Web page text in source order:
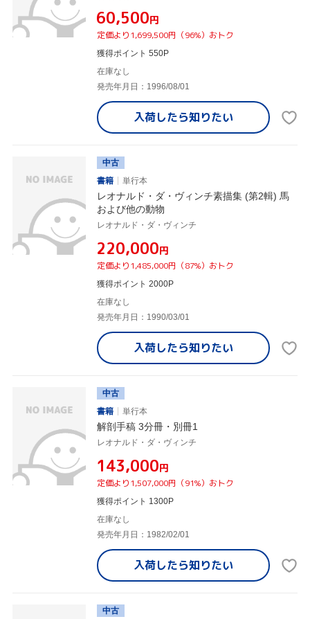
¥60,500円
定価より1,699,500円（96%）おトク
獲得ポイント 550P
在庫なし
発売年月日：1996/08/01
入荷したら知りたい
中古
書籍
単行本
レオナルド・ダ・ヴィンチ素描集 (第2輯) 馬
および他の動物
レオナルド・ダ・ヴィンチ
¥220,000円
定価より1,485,000円（87%）おトク
獲得ポイント 2000P
在庫なし
発売年月日：1990/03/01
入荷したら知りたい
中古
書籍
単行本
解剖手稿 3分冊・別冊1
レオナルド・ダ・ヴィンチ
¥143,000円
定価より1,507,000円（91%）おトク
獲得ポイント 1300P
在庫なし
発売年月日：1982/02/01
入荷したら知りたい
中古